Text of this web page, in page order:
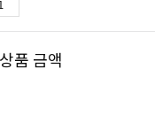
품 금액